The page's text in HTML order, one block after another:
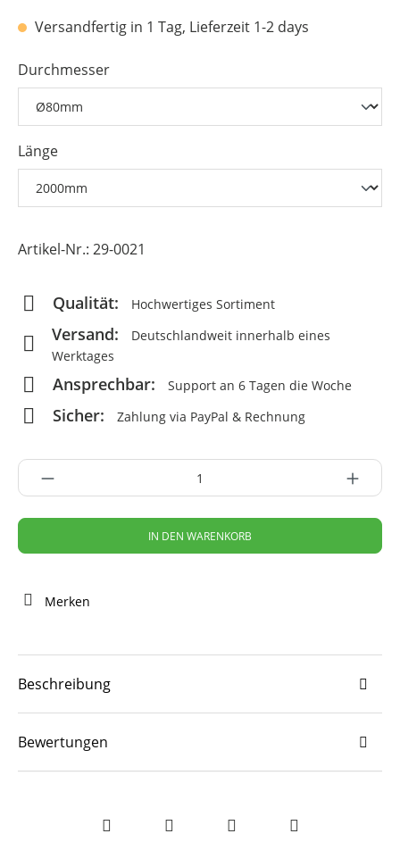
Versandfertig in 1 Tag, Lieferzeit 1-2 days
Durchmesser
Länge
Artikel-Nr.: 29-0021
Qualität: Hochwertiges Sortiment
Versand:
Deutschlandweit innerhalb eines
Werktages
Ansprechbar: Support an 6 Tagen die Woche
Sicher: Zahlung via PayPal & Rechnung
IN DEN WARENKORB
Merken
Beschreibung
Bewertungen